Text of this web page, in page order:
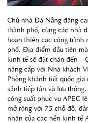
Chủ nhà Đà Nẵng đăng
thành phố, cùng các nhà
hoàn thiện các công trình
phố. Địa điểm đầu tiên
kinh tế sẽ đặt chân đến –
nâng cấp với Nhà khách
Phòng khánh tiết quốc
sảnh tiếp tân và lưu
công suất phục vụ APEC
mở rộng với 75 chỗ đỗ,
nhân của các nền kinh tế